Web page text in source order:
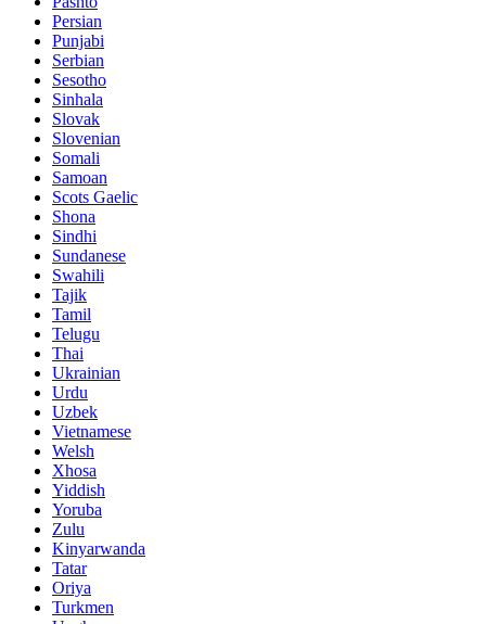
Persian
Punjabi
Serbian
Sesotho
Sinhala
Slovak
Slovenian
Somali
Samoan
Scots Gaelic
Shona
Sindhi
Sundanese
Swahili
Tajik
Tamil
Telugu
Thai
Ukrainian
Urdu
Uzbek
Vietnamese
Welsh
Xhosa
Yiddish
Yoruba
Zulu
Kinyarwanda
Tatar
Oriya
Turkmen